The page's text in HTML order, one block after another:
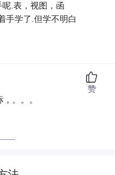
.表，视图，函
手学了.但学不明白
。。。
赞